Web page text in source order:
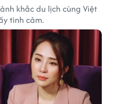
khắc du lịch cùng Việt
tình cảm.